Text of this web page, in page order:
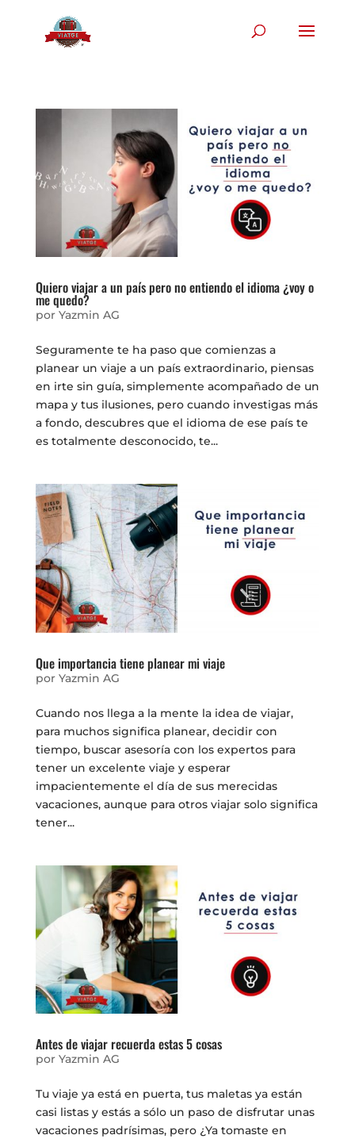
Quiero viajar a un país pero no entiendo el idioma ¿voy o
me quedo?
por Yazmin AG
Seguramente te ha paso que comienzas a
planear un viaje a un país extraordinario, piensas
en irte sin guía, simplemente acompañado de un
mapa y tus ilusiones, pero cuando investigas más
a fondo, descubres que el idioma de ese país te
es totalmente desconocido, te...
Que importancia tiene planear mi viaje
por Yazmin AG
Cuando nos llega a la mente la idea de viajar,
para muchos significa planear, decidir con
tiempo, buscar asesoría con los expertos para
tener un excelente viaje y esperar
impacientemente el día de sus merecidas
vacaciones, aunque para otros viajar solo significa
tener...
Antes de viajar recuerda estas 5 cosas
por Yazmin AG
Tu viaje ya está en puerta, tus maletas ya están
casi listas y estás a sólo un paso de disfrutar unas
vacaciones padrísimas, pero ¿Ya tomaste en